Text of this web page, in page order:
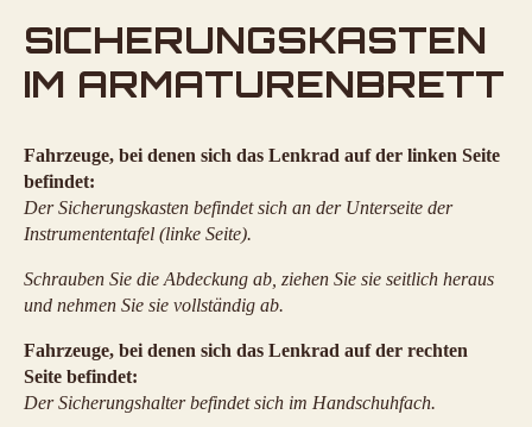
SICHERUNGSKASTEN
IM ARMATURENBRETT
Fahrzeuge, bei denen sich das Lenkrad auf der linken Seite
befindet:
Der Sicherungskasten befindet sich an der Unterseite der
Instrumententafel (linke Seite).
Schrauben Sie die Abdeckung ab, ziehen Sie sie seitlich heraus
und nehmen Sie sie vollständig ab.
Fahrzeuge, bei denen sich das Lenkrad auf der rechten
Seite befindet:
Der Sicherungshalter befindet sich im Handschuhfach.